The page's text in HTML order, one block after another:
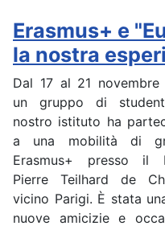
Erasmus+ e
la nostra
Dal 17 al 21 novembre
un gruppo di
nostro istituto ha
a una mobilità di
Erasmus+ presso il
Pierre Teilhard de
vicino Parigi. È stata
nuove amicizie e